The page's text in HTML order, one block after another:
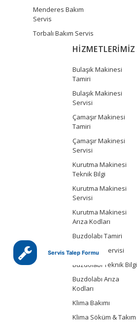
Menderes Bakım
Servis
Torbalı Bakım Servis
HİZMETLERİMİZ
Bulaşık Makinesi
Tamiri
Bulaşık Makinesi
Servisi
Çamaşır Makinesi
Tamiri
Çamaşır Makinesi
Servisi
Kurutma Makinesi
Teknik Bilgi
Kurutma Makinesi
Servisi
Kurutma Makinesi
Arıza Kodları
Buzdolabı Tamiri
Buzdolabı Servisi
Buzdolabı Teknik Bilgi
Buzdolabı Arıza
Kodları
Klima Bakımı
Klima Söküm & Takım
Servis Talep Formu